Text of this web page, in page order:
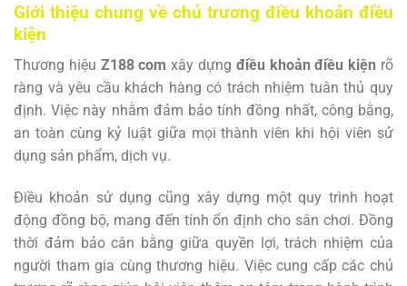
Giới thiệu chung về chủ trương điều khoản điều
kiện
Thương hiệu Z188 com xây dựng điều khoản điều kiện rõ
ràng và yêu cầu khách hàng có trách nhiệm tuân thủ quy
định. Việc này nhằm đảm bảo tính đồng nhất, công bằng,
an toàn cùng kỷ luật giữa mọi thành viên khi hội viên sử
dụng sản phẩm, dịch vụ.
Điều khoản sử dụng cũng xây dựng một quy trình hoạt
động đồng bộ, mang đến tính ổn định cho sân chơi. Đồng
thời đảm bảo cân bằng giữa quyền lợi, trách nhiệm của
người tham gia cùng thương hiệu. Việc cung cấp các chủ